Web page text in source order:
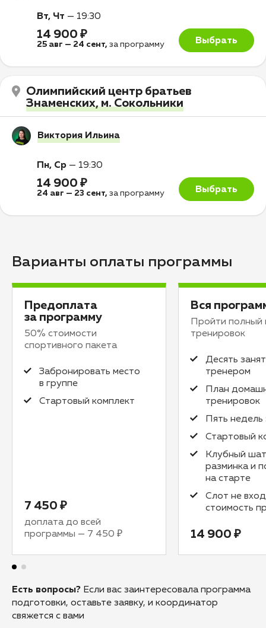
Вт, Чт — 19:30
14 900 ₽
25 авг — 24 сент, за программу Выбрать
Олимпийский центр братьев
Знаменских, м. Сокольники
Виктория Ильина
Пн, Ср — 19:30
14 900 ₽
24 авг — 23 сент, за программу Выбрать
Варианты оплаты программы
Предоплата
за программу
50% стоимости
спортивного пакета
Забронировать место
в группе
Стартовый комплект
7 450 ₽
доплата до всей
программы — 7 450 ₽
Вся
Пройти полный
тренировок
Десять
тренером
План
тренировок
Пять недель
Стартовый
Клубный
разминка и
на старте
Слот не
стоимость
14 900 ₽
Есть вопросы? Если вас заинтересовала программа
подготовки, оставьте заявку, и координатор
свяжется с вами